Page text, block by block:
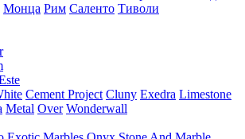
Монца Рим Саленто Тиволи
Cement Project Cluny Exedra Limestone
Metal Over Wonderwall